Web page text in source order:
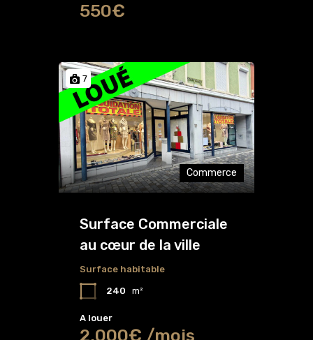
550€
7
Commerce
Surface Commerciale
au cœur de la ville
Surface habitable
240 m²
A louer
2,000€ /mois